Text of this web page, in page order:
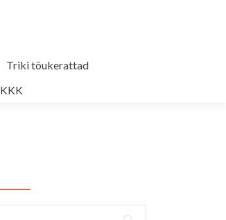
Triki tõukerattad
KKK